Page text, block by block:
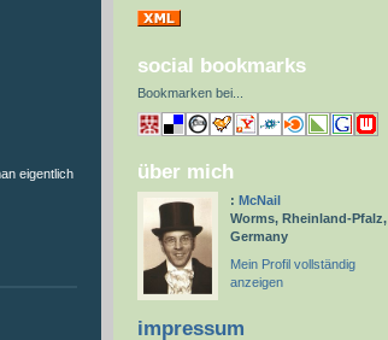
eigentlich
social bookmarks
Bookmarken bei
über mich
: McNail
Worms, Rheinland-Pfalz,
Germany
Mein Profil vollständig
anzeigen
impressum